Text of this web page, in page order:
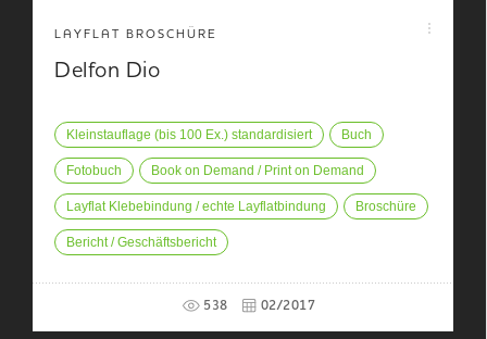
LAYFLAT BROSCHÜRE
Delfon Dio
Kleinstauflage (bis 100 Ex.) standardisiert Buch
Fotobuch Book on Demand / Print on Demand
Layflat Klebebindung / echte Layflatbindung Broschüre
Bericht / Geschäftsbericht
538 02/2017